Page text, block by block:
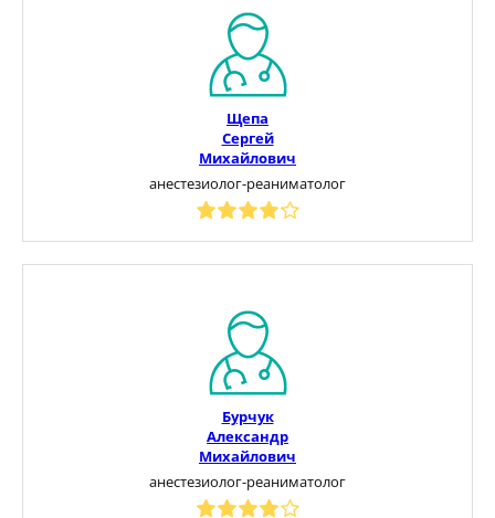
Щепа
Сергей
Михайлович
анестезиолог-реаниматолог
Бурчук
Александр
Михайлович
анестезиолог-реаниматолог